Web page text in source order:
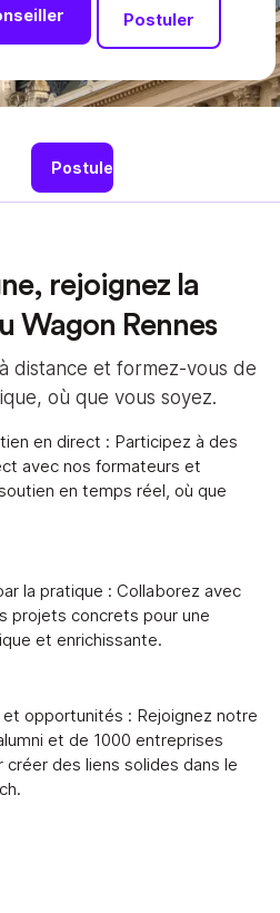
Postuler
Postuler
rejoignez la
Wagon Rennes
distance et formez-vous de
où que vous soyez.
en direct : Participez à des
avec nos formateurs et
en temps réel, où que
la pratique : Collaborez avec
projets concrets pour une
et enrichissante.
et opportunités : Rejoignez notre
et de 1000 entreprises
créer des liens solides dans le